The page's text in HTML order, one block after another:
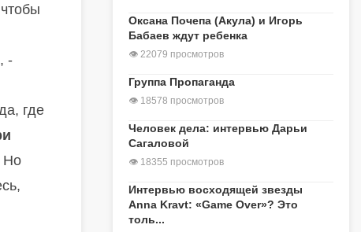
-
где
Но
Оксана Почепа (Акула) и Игорь
Бабаев ждут ребенка
👁 22079 просмотров
Группа Пропаганда
👁 18578 просмотров
Человек дела: интервью Дарьи
Сагаловой
👁 18355 просмотров
Интервью восходящей звезды
Anna Kravt: «Game Over»? Это
толь...